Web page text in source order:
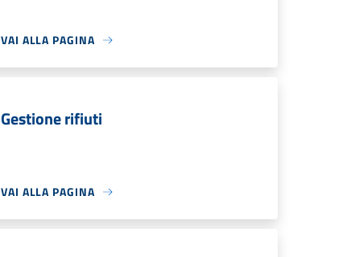
VAI ALLA PAGINA
Gestione rifiuti
VAI ALLA PAGINA